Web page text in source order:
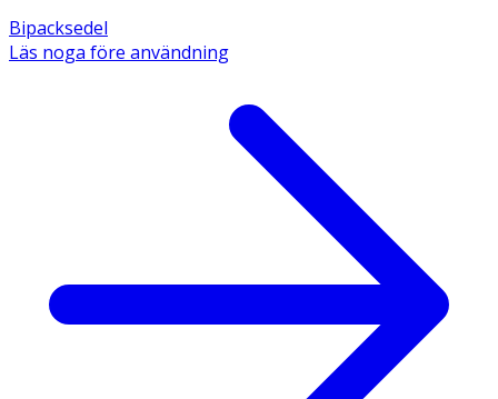
Bipacksedel
Läs noga före användning